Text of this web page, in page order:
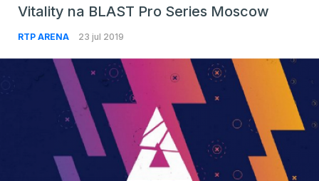
Vitality na BLAST Pro Series Moscow
RTP ARENA 23 jul 2019